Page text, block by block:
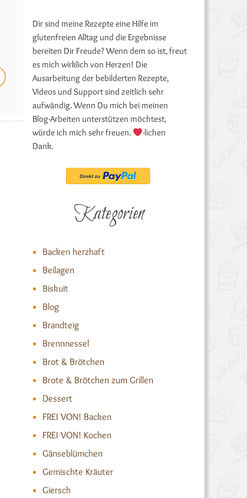
Dir sind meine Rezepte eine Hilfe im
glutenfreien Alltag und die Ergebnisse
bereiten Dir Freude? Wenn dem so ist, freut
es mich wirklich von Herzen! Die
Ausarbeitung der bebilderten Rezepte,
Videos und Support sind zeitlich sehr
aufwändig. Wenn Du mich bei meinen
Blog-Arbeiten unterstützen möchtest,
würde ich mich sehr freuen.
-lichen
Dank.
Kategorien
Backen herzhaft
Beilagen
Biskuit
Blog
Brandteig
Brennnessel
Brot & Brötchen
Brote & Brötchen zum Grillen
Dessert
FREI VON! Backen
FREI VON! Kochen
Gänseblümchen
Gemischte Kräuter
Giersch